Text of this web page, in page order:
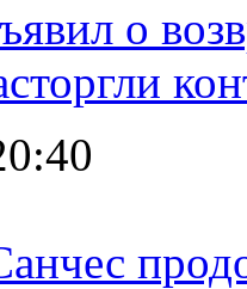
о